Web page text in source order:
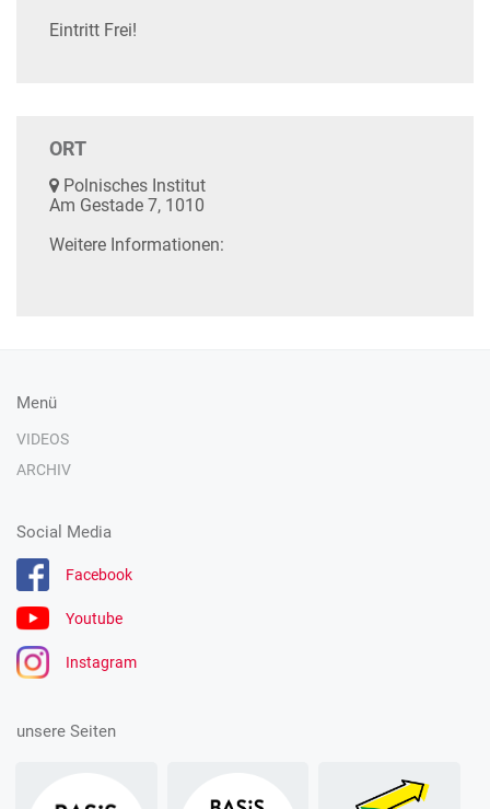
Eintritt Frei!
ORT
Polnisches Institut
Am Gestade 7, 1010
Weitere Informationen:
Menü
VIDEOS
ARCHIV
Social Media
Facebook
Youtube
Instagram
unsere Seiten